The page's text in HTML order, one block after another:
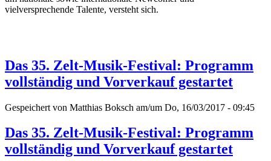
vielversprechende Talente, versteht sich.
Das 35. Zelt-Musik-Festival: Programm
vollständig und Vorverkauf gestartet
Gespeichert von Matthias Boksch am/um Do, 16/03/2017 - 09:45
Das 35. Zelt-Musik-Festival: Programm
vollständig und Vorverkauf gestartet